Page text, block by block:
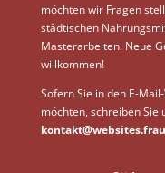
möchten wir Fragen
städtischen
Masterarbeiten. Neue
willkommen!
Sofern Sie in den E-
möchten, schreiben Sie